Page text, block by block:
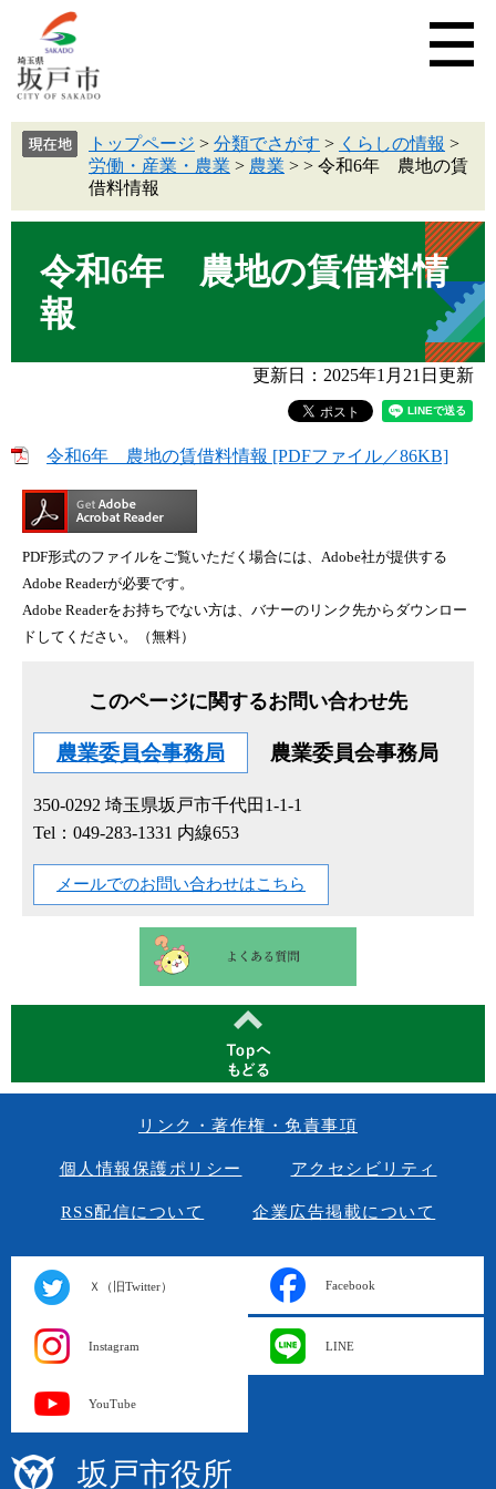
トップページ > 分類でさがす > くらしの情報 >
労働・産業・農業 > 農業 > > 令和6年 農地の賃
借料情報
令和6年 農地の賃借料情
報
更新日：2025年1月21日更新
令和6年 農地の賃借料情報 [PDFファイル／86KB]
PDF形式のファイルをご覧いただく場合には、Adobe社が提供する
Adobe Readerが必要です。
Adobe Readerをお持ちでない方は、バナーのリンク先からダウンロー
ドしてください。（無料）
このページに関するお問い合わせ先
農業委員会事務局 農業委員会事務局
350-0292 埼玉県坂戸市千代田1-1-1
Tel：049-283-1331 内線653
メールでのお問い合わせはこちら
リンク・著作権・免責事項
個人情報保護ポリシー アクセシビリティ
RSS配信について 企業広告掲載について
Ｘ（旧Twitter） Facebook
Instagram LINE
YouTube
坂戸市役所